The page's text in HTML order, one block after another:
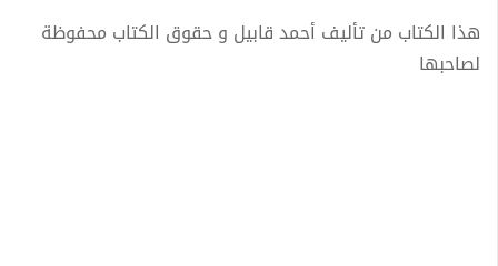
هذا الكتاب من تأليف أحمد قابيل و حقوق الكتاب محفوظة
لصاحبها